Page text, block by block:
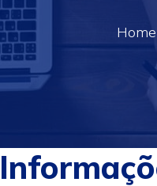
Home